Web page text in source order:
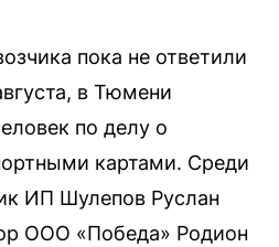
пока не ответили
в Тюмени
по делу о
картами. Среди
ИП Шулепов Руслан
ООО «Победа» Родион